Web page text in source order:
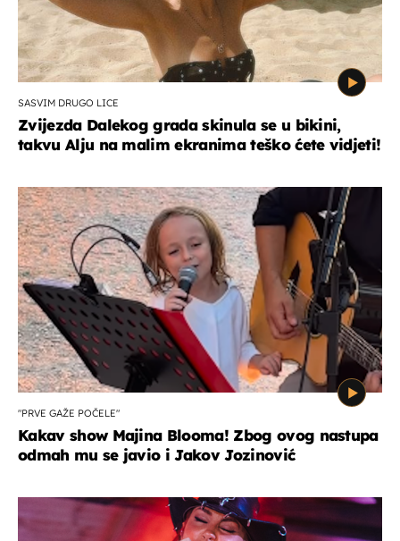
SASVIM DRUGO LICE
Zvijezda Dalekog grada skinula se u bikini,
takvu Alju na malim ekranima teško ćete vidjeti!
"PRVE GAŽE POČELE"
Kakav show Majina Blooma! Zbog ovog nastupa
odmah mu se javio i Jakov Jozinović